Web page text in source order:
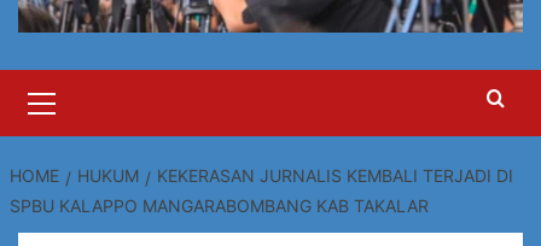
Menu
HOME HUKUM
KEKERASAN JURNALIS KEMBALI TERJADI DI
SPBU KALAPPO MANGARABOMBANG KAB TAKALAR